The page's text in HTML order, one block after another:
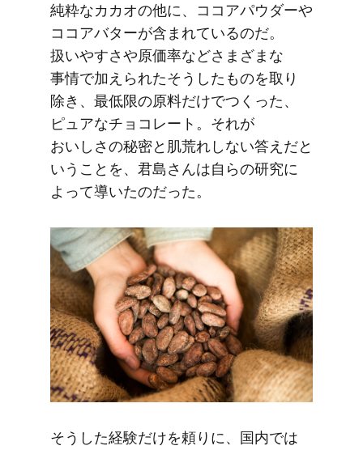
純粋な​カカオの​他に、​ココアパウダーや​
ココアバターが​含まれているのだ。​
扱いやすさや​原価率などさまざまな​
事情で​加えられた​そうした​ものを​取り​
除き、​最低限の​原料だけで​つくった、​
ピュアな​チョコレート。​それが​
おいしさの​秘密と​肌荒れしない​答えだと​
いう​ことを、​君島さんは​自らの​研究に​
よって​導いたのだった。
そうした​経験だけを​頼りに、​国内では​